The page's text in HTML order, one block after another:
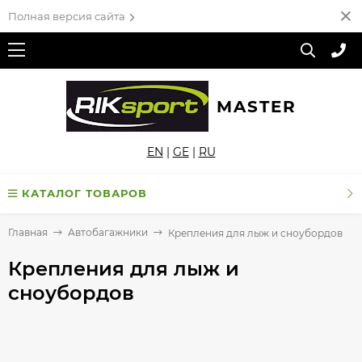
Полная версия сайта
MASTER
EN | GE| RU
КАТАЛОГ ТОВАРОВ
Главная Автобагажники Крепления для лыж и сноубордов
Крепления для лыж и
сноубордов